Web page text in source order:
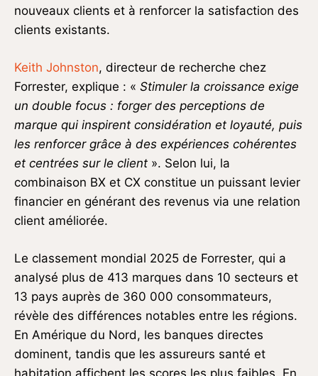
nouveaux clients et à renforcer la satisfaction des
clients existants.
Keith Johnston, directeur de recherche chez
Forrester, explique : « Stimuler la croissance exige
un double focus : forger des perceptions de
marque qui inspirent considération et loyauté, puis
les renforcer grâce à des expériences cohérentes
et centrées sur le client ». Selon lui, la
combinaison BX et CX constitue un puissant levier
financier en générant des revenus via une relation
client améliorée.
Le classement mondial 2025 de Forrester, qui a
analysé plus de 413 marques dans 10 secteurs et
13 pays auprès de 360 000 consommateurs,
révèle des différences notables entre les régions.
En Amérique du Nord, les banques directes
dominent, tandis que les assureurs santé et